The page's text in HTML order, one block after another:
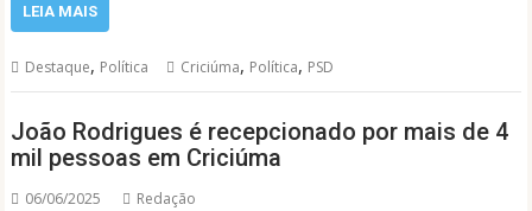
LEIA MAIS
Destaque, Política Criciúma, Política, PSD
João Rodrigues é recepcionado por mais de 4
mil pessoas em Criciúma
06/06/2025 Redação